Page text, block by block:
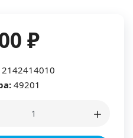
₽
2142414010
49201